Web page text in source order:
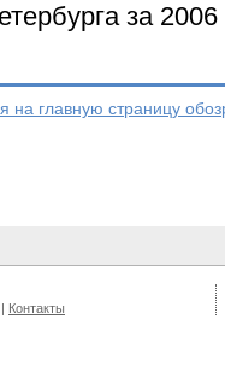
за
на главную страницу
| Контакты